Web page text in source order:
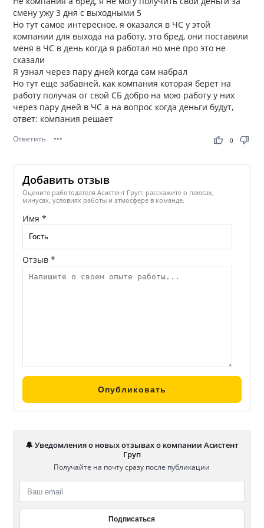
смену ужу 3 дня с выходными 5
Но тут самое интересное, я оказался в ЧС у этой
компании для выхода на работу, это бред, они поставили
меня в ЧС в день когда я работал но мне про это не
сказали
Я узнал через пару дней когда сам набрал
Но тут еще забавней, как компания которая берет на
работу получая от свой СБ добро на мою работу у них
через пару дней в ЧС а на вопрос когда деньги будут,
ответ: компания решает
Ответить ••• thumb_up thumb_down
0
Добавить отзыв
Оцените работодателя Асистент Груп: расскажите о плюсах,
минусах, условиях работы и атмосфере в команде.
Имя *
Отзыв *
🔔 Уведомления о новых отзывах о компании Асистент
Груп
Получайте на почту сразу после публикации